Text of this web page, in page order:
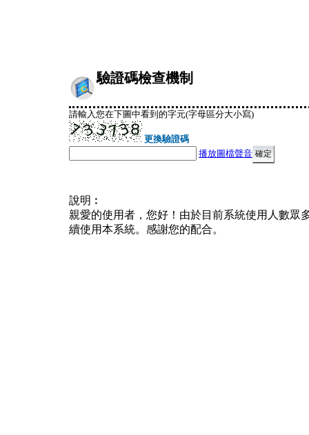
驗證碼檢查機制
請輸入您在下圖中看到的字元(字母區分大小寫)
更換驗證碼
播放圖檔聲音
說明︰
親愛的使用者，您好！由於目前系統使用人數眾
續使用本系統。感謝您的配合。